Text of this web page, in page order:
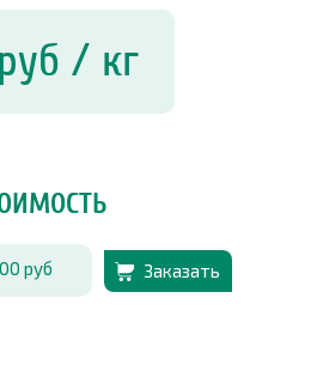
руб / кг
руб Заказать